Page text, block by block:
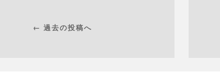
← 過去の投稿へ